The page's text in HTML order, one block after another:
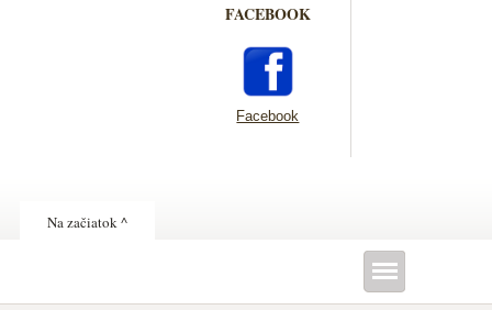
FACEBOOK
Facebook
Na začiatok ^